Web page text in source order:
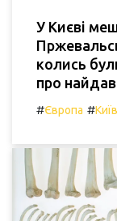
У Києві
колись
про
#Європа #Київ